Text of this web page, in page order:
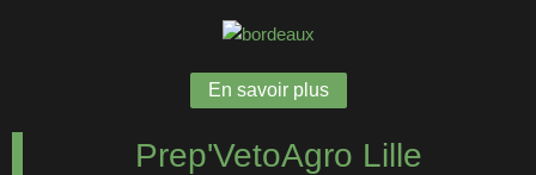
En savoir plus
Prep'VetoAgro Lille